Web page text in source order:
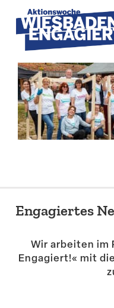
content
Engagiertes
Wir arbeiten im
Engagiert!« mit